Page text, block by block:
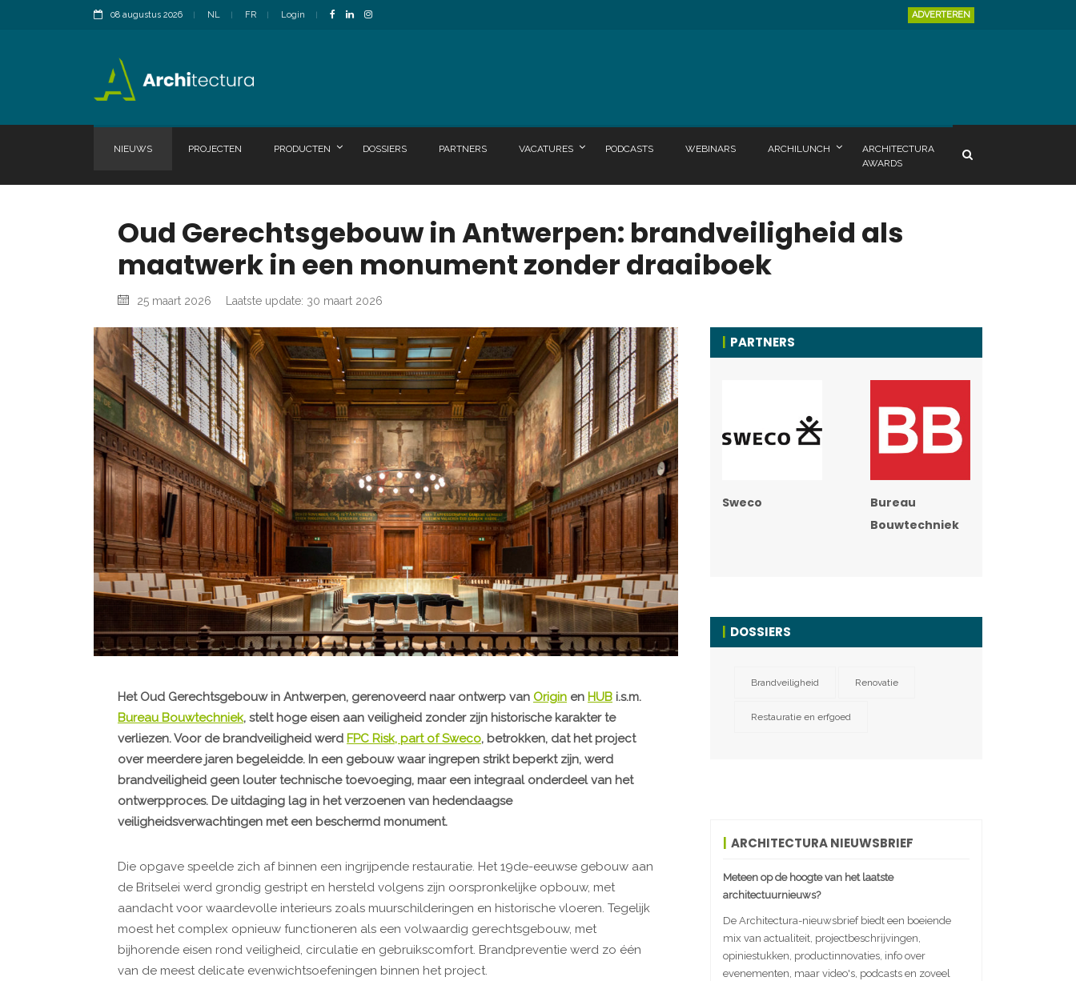
08 augustus 2026 NL FR Login ADVERTEREN
NIEUWS PROJECTEN PRODUCTEN DOSSIERS PARTNERS VACATURES PODCASTS WEBINARS ARCHILUNCH
ARCHITECTURA
AWARDS
Oud Gerechtsgebouw in Antwerpen: brandveiligheid als
maatwerk in een monument zonder draaiboek
25 maart 2026 Laatste update: 30 maart 2026
Het Oud Gerechtsgebouw in Antwerpen, gerenoveerd naar ontwerp van Origin en HUB i.s.m.
Bureau Bouwtechniek, stelt hoge eisen aan veiligheid zonder zijn historische karakter te
verliezen. Voor de brandveiligheid werd FPC Risk, part of Sweco, betrokken, dat het project
over meerdere jaren begeleidde. In een gebouw waar ingrepen strikt beperkt zijn, werd
brandveiligheid geen louter technische toevoeging, maar een integraal onderdeel van het
ontwerpproces. De uitdaging lag in het verzoenen van hedendaagse
veiligheidsverwachtingen met een beschermd monument.
Die opgave speelde zich af binnen een ingrijpende restauratie. Het 19de-eeuwse gebouw aan
de Britselei werd grondig gestript en hersteld volgens zijn oorspronkelijke opbouw, met
aandacht voor waardevolle interieurs zoals muurschilderingen en historische vloeren. Tegelijk
moest het complex opnieuw functioneren als een volwaardig gerechtsgebouw, met
bijhorende eisen rond veiligheid, circulatie en gebruikscomfort. Brandpreventie werd zo één
van de meest delicate evenwichtsoefeningen binnen het project.
PARTNERS
Sweco
Bureau
Bouwtechniek
DOSSIERS
Brandveiligheid Renovatie
Restauratie en erfgoed
ARCHITECTURA NIEUWSBRIEF
Meteen op de hoogte van het laatste
architectuurnieuws?
De Architectura-nieuwsbrief biedt een boeiende
mix van actualiteit, projectbeschrijvingen,
opiniestukken, productinnovaties, info over
evenementen, maar video's, podcasts en zoveel